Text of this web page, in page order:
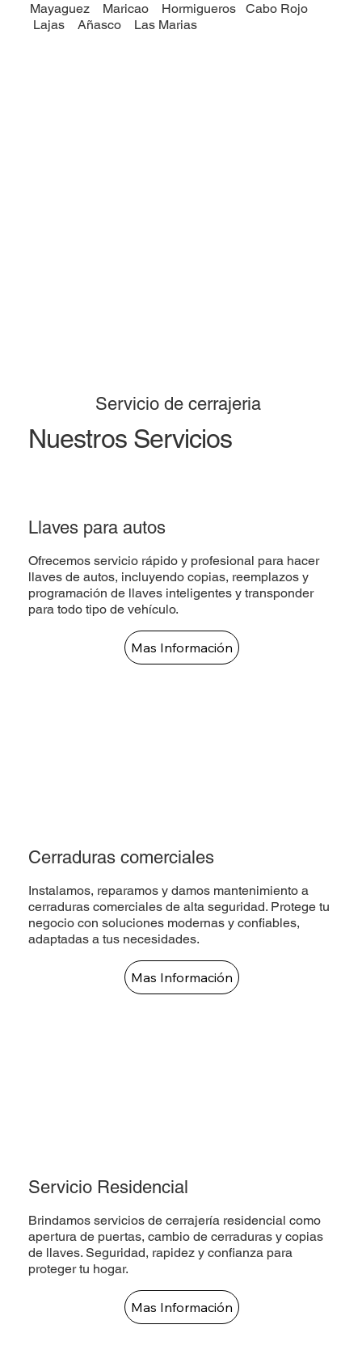
Mayaguez Maricao Hormigueros Cabo Rojo
Lajas Añasco Las Marias
Nuestros Servicios
Servicio de cerrajeria
Llaves para autos
Ofrecemos servicio rápido y profesional para hacer
llaves de autos, incluyendo copias, reemplazos y
programación de llaves inteligentes y transponder
para todo tipo de vehículo.
Mas Información
Cerraduras comerciales
Instalamos, reparamos y damos mantenimiento a
cerraduras comerciales de alta seguridad. Protege tu
negocio con soluciones modernas y confiables,
adaptadas a tus necesidades.
Mas Información
Servicio Residencial
Brindamos servicios de cerrajería residencial como
apertura de puertas, cambio de cerraduras y copias
de llaves. Seguridad, rapidez y confianza para
proteger tu hogar.
Mas Información